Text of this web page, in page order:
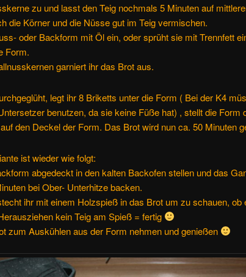
zu und lasst den Teig nochmals 5 Minuten auf
die Körner und die Nüsse gut im Teig vermischen.
oder Backform mit Öl ein, oder sprüht sie mit Trennfett
Form.
garniert ihr das Brot aus.
legt ihr 8 Briketts unter die Form ( Bei der K4
benutzen, da sie keine Füße hat) , stellt die Form
den Deckel der Form. Das Brot wird nun ca. 50 Minuten
ist wieder wie folgt:
abgedeckt in den kalten Backofen stellen und das
bei Ober- Unterhitze backen.
ihr mit einem Holzspieß in das Brot um zu schauen, ob
kein Teig am Spieß = fertig
zum Auskühlen aus der Form nehmen und genießen